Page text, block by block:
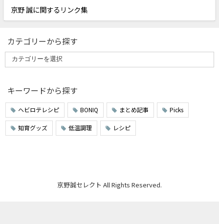
京野 誠に関するリンク集
カテゴリーから探す
キーワードから探す
ヘビロテレシピ BONIQ まとめ記事 Picks
知育グッズ 低温調理 レシピ
京野誠セレクト All Rights Reserved.